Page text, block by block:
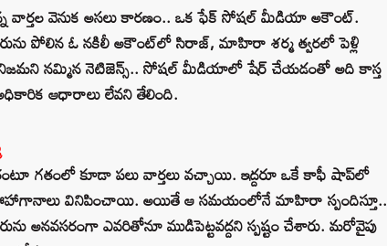
వార్తల వెనుక అసలు కారణం.. ఒక ఫేక్ సోషల్ మీడియా అకౌంట్.
పోలిన ఓ నకిలీ అకౌంట్‌లో సిరాజ్, మాహిరా శర్మ త్వరలో పెళ్లి
నిజమని నమ్మిన నెటిజెన్స్.. సోషల్ మీడియాలో షేర్ చేయడంతో అది కాస్త
ఆధారాలు లేవని తేలింది.
గతంలో కూడా పలు వార్తలు వచ్చాయి. ఇద్దరూ ఒకే కాఫీ షాప్‌లో
వినిపించాయి. అయితే ఆ సమయంలోనే మాహిరా స్పందిస్తూ..
అనవసరంగా ఎవరితోనూ ముడిపెట్టవద్దని స్పష్టం చేశారు. మరోవైపు